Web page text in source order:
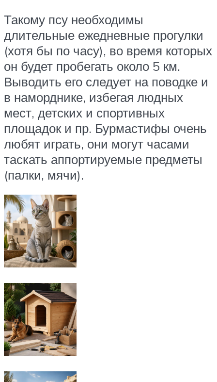
Такому псу необходимы
длительные ежедневные прогулки
(хотя бы по часу), во время которых
он будет пробегать около 5 км.
Выводить его следует на поводке и
в наморднике, избегая людных
мест, детских и спортивных
площадок и пр. Бурмастифы очень
любят играть, они могут часами
таскать аппортируемые предметы
(палки, мячи).